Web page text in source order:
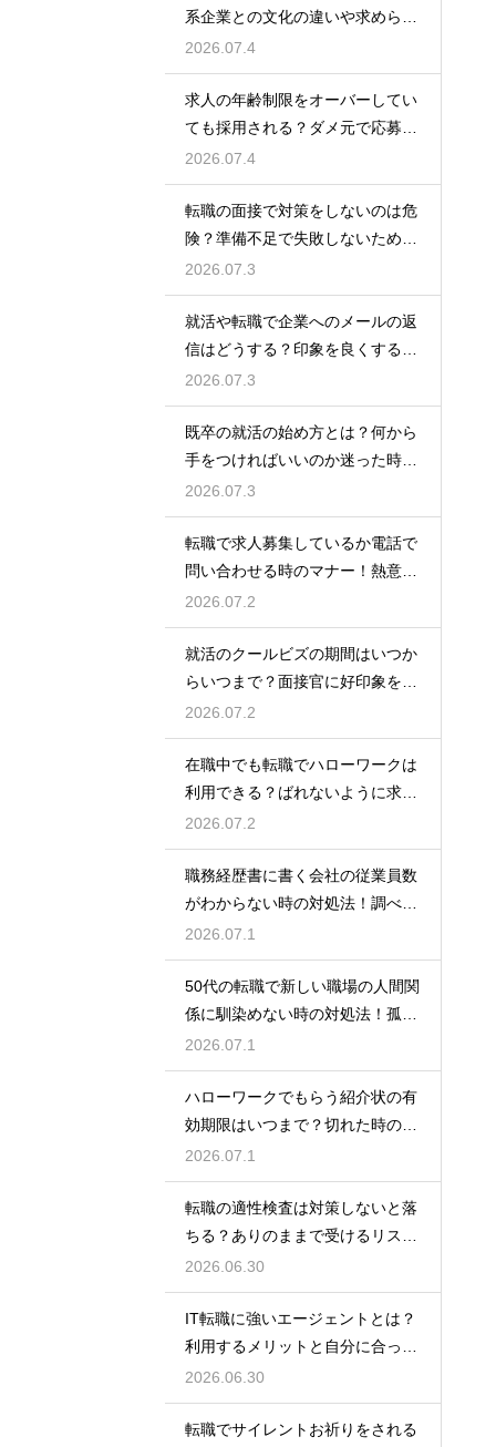
系企業との文化の違いや求められ
る英語力とスキル
2026.07.4
求人の年齢制限をオーバーしてい
ても採用される？ダメ元で応募し
て内定を勝ち取る
2026.07.4
転職の面接で対策をしないのは危
険？準備不足で失敗しないための
最低限の心構え
2026.07.3
就活や転職で企業へのメールの返
信はどうする？印象を良くする正
しいマナーと例文
2026.07.3
既卒の就活の始め方とは？何から
手をつければいいのか迷った時に
やるべきステップ
2026.07.3
転職で求人募集しているか電話で
問い合わせる時のマナー！熱意を
伝えるトーク例
2026.07.2
就活のクールビズの期間はいつか
らいつまで？面接官に好印象を与
える正しい服装
2026.07.2
在職中でも転職でハローワークは
利用できる？ばれないように求人
を探すコツ
2026.07.2
職務経歴書に書く会社の従業員数
がわからない時の対処法！調べ方
や正しい書き方
2026.07.1
50代の転職で新しい職場の人間関
係に馴染めない時の対処法！孤立
を防ぐためのコツ
2026.07.1
ハローワークでもらう紹介状の有
効期限はいつまで？切れた時の再
発行や対処法
2026.07.1
転職の適性検査は対策しないと落
ちる？ありのままで受けるリスク
と最低限の準備
2026.06.30
IT転職に強いエージェントとは？
利用するメリットと自分に合った
サービスの選び方
2026.06.30
転職でサイレントお祈りをされる